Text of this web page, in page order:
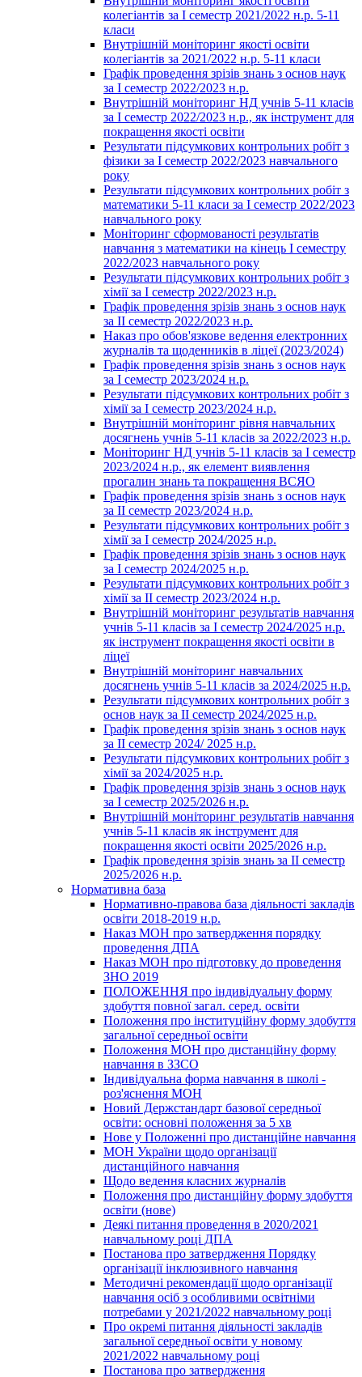
колегіантів за І семестр 2021/2022 н.р. 5-11
класи
Внутрішній моніторинг якості освіти
колегіантів за 2021/2022 н.р. 5-11 класи
Графік проведення зрізів знань з основ наук
за І семестр 2022/2023 н.р.
Внутрішній моніторинг НД учнів 5-11 класів
за І семестр 2022/2023 н.р., як інструмент для
покращення якості освіти
Результати підсумкових контрольних робіт з
фізики за І семестр 2022/2023 навчального
року
Результати підсумкових контрольних робіт з
математики 5-11 класи за І семестр 2022/2023
навчального року
Моніторинг сформованості результатів
навчання з математики на кінець І семестру
2022/2023 навчального року
Результати підсумкових контрольних робіт з
хімії за І семестр 2022/2023 н.р.
Графік проведення зрізів знань з основ наук
за ІІ семестр 2022/2023 н.р.
Наказ про обов'язкове ведення електронних
журналів та щоденників в ліцеї (2023/2024)
Графік проведення зрізів знань з основ наук
за І семестр 2023/2024 н.р.
Результати підсумкових контрольних робіт з
хімії за І семестр 2023/2024 н.р.
Внутрішній моніторинг рівня навчальних
досягнень учнів 5-11 класів за 2022/2023 н.р.
Моніторинг НД учнів 5-11 класів за І семестр
2023/2024 н.р., як елемент виявлення
прогалин знань та покращення ВСЯО
Графік проведення зрізів знань з основ наук
за ІІ семестр 2023/2024 н.р.
Результати підсумкових контрольних робіт з
хімії за І семестр 2024/2025 н.р.
Графік проведення зрізів знань з основ наук
за І семестр 2024/2025 н.р.
Результати підсумкових контрольних робіт з
хімії за ІІ семестр 2023/2024 н.р.
Внутрішній моніторинг результатів навчання
учнів 5-11 класів за І семестр 2024/2025 н.р.
як інструмент покращення якості освіти в
ліцеї
Внутрішній моніторинг навчальних
досягнень учнів 5-11 класів за 2024/2025 н.р.
Результати підсумкових контрольних робіт з
основ наук за ІІ семестр 2024/2025 н.р.
Графік проведення зрізів знань з основ наук
за ІІ семестр 2024/ 2025 н.р.
Результати підсумкових контрольних робіт з
хімії за 2024/2025 н.р.
Графік проведення зрізів знань з основ наук
за І семестр 2025/2026 н.р.
Внутрішній моніторинг результатів навчання
учнів 5-11 класів як інструмент для
покращення якості освіти 2025/2026 н.р.
Графік проведення зрізів знань за ІІ семестр
2025/2026 н.р.
Нормативна база
Нормативно-правова база діяльності закладів
освіти 2018-2019 н.р.
Наказ МОН про затвердження порядку
проведення ДПА
Наказ МОН про підготовку до проведення
ЗНО 2019
ПОЛОЖЕННЯ про індивідуальну форму
здобуття повної загал. серед. освіти
Положення про інституційну форму здобуття
загальної середньої освіти
Положення МОН про дистанційну форму
навчання в ЗЗСО
Індивідуальна форма навчання в школі -
роз'яснення МОН
Новий Держстандарт базової середньої
освіти: основні положення за 5 хв
Нове у Положенні про дистанційне навчання
МОН України щодо організації
дистанційного навчання
Щодо ведення класних журналів
Положення про дистанційну форму здобуття
освіти (нове)
Деякі питання проведення в 2020/2021
навчальному році ДПА
Постанова про затвердження Порядку
організації інклюзивного навчання
Методичні рекомендації щодо організації
навчання осіб з особливими освітніми
потребами у 2021/2022 навчальному році
Про окремі питання діяльності закладів
загальної середньої освіти у новому
2021/2022 навчальному році
Постанова про затвердження